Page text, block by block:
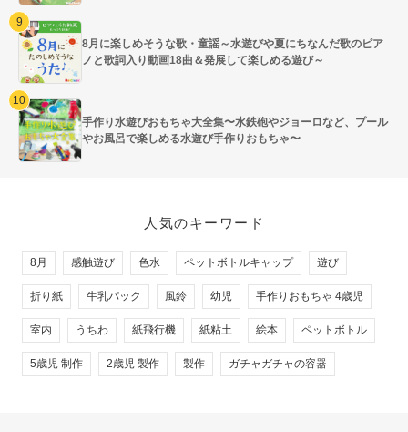
8月に楽しめそうな歌・童謡～水遊びや夏にちなんだ歌のピア
ノと歌詞入り動画18曲＆発展して楽しめる遊び～
手作り水遊びおもちゃ大全集〜水鉄砲やジョーロなど、プール
やお風呂で楽しめる水遊び手作りおもちゃ〜
人気のキーワード
8月 感触遊び 色水 ペットボトルキャップ 遊び
折り紙 牛乳パック 風鈴 幼児 手作りおもちゃ 4歳児
室内 うちわ 紙飛行機 紙粘土 絵本 ペットボトル
5歳児 制作 2歳児 製作 製作 ガチャガチャの容器